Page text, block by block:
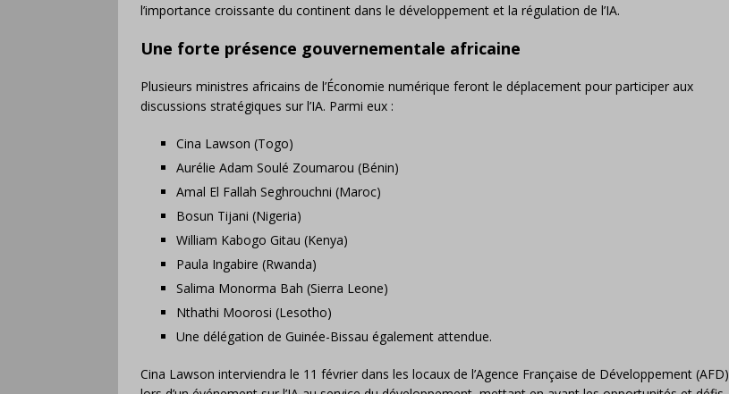
l’importance croissante du continent dans le développement et la régulation de l’IA.
Une forte présence gouvernementale africaine
Plusieurs ministres africains de l’Économie numérique feront le déplacement pour participer aux
discussions stratégiques sur l’IA. Parmi eux :
Cina Lawson (Togo)
Aurélie Adam Soulé Zoumarou (Bénin)
Amal El Fallah Seghrouchni (Maroc)
Bosun Tijani (Nigeria)
William Kabogo Gitau (Kenya)
Paula Ingabire (Rwanda)
Salima Monorma Bah (Sierra Leone)
Nthathi Moorosi (Lesotho)
Une délégation de Guinée-Bissau également attendue.
Cina Lawson interviendra le 11 février dans les locaux de l’Agence Française de Développement (AFD)